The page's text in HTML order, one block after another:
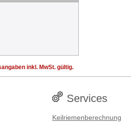
inkl. MwSt. gültig.
Services
Keilriemenberechnung